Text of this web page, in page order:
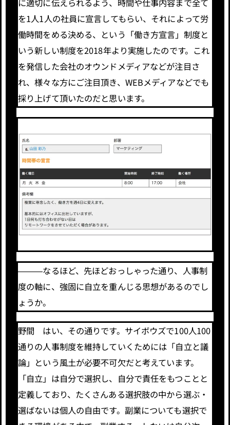
に適切に伝えられるよう、時間や仕事内容まで全て
を1人1人の社員に宣言してもらい、それによって労
働時間をめる決める、という「働き方宣言」制度と
いう新しい制度を2018年より実施したのです。これ
を発信した会社のオウンドメディアなどが注目さ
れ、様々な方にご注目頂き、WEBメディアなどでも
採り上げて頂いたのだと思います。
―――なるほど、先ほどおっしゃった通り、人事制
度の軸に、強固に自立を重んじる思想があるのでし
ょうか。
野間 はい、その通りです。サイボウズで100人100
通りの人事制度を維持していくためには「自立と議
論」という風土が必要不可欠だと考えています。
「自立」は自分で選択し、自分で責任をもつことと
定義しており、たくさんある選択肢の中から選ぶ・
選ばないは個人の自由です。副業についても選択で